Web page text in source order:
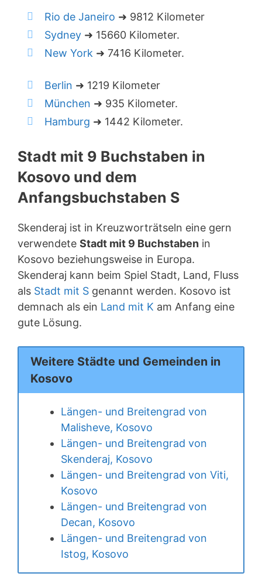
Rio de Janeiro ➜ 9812 Kilometer
Sydney ➜ 15660 Kilometer.
New York ➜ 7416 Kilometer.
Berlin ➜ 1219 Kilometer
München ➜ 935 Kilometer.
Hamburg ➜ 1442 Kilometer.
Stadt mit 9 Buchstaben in
Kosovo und dem
Anfangsbuchstaben S
Skenderaj ist in Kreuzworträtseln eine gern
verwendete Stadt mit 9 Buchstaben in
Kosovo beziehungsweise in Europa.
Skenderaj kann beim Spiel Stadt, Land, Fluss
als Stadt mit S genannt werden. Kosovo ist
demnach als ein Land mit K am Anfang eine
gute Lösung.
Weitere Städte und Gemeinden in
Kosovo
Längen- und Breitengrad von
Malisheve, Kosovo
Längen- und Breitengrad von
Skenderaj, Kosovo
Längen- und Breitengrad von Viti,
Kosovo
Längen- und Breitengrad von
Decan, Kosovo
Längen- und Breitengrad von
Istog, Kosovo